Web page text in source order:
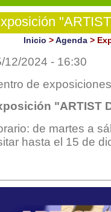
Inicio >Agenda >
12/2024 - 16:30
de
"ARTIST
de martes a
hasta el 15 de